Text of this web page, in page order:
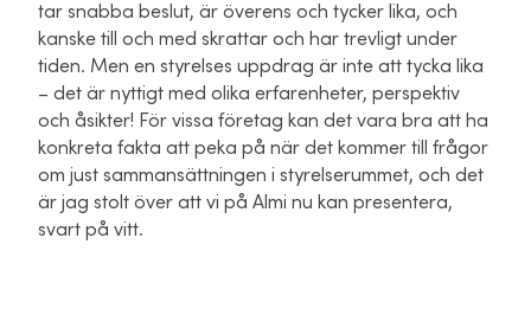
tar snabba beslut, är överens och tycker lika, och
kanske till och med skrattar och har trevligt under
tiden. Men en styrelses uppdrag är inte att tycka lika
– det är nyttigt med olika erfarenheter, perspektiv
och åsikter! För vissa företag kan det vara bra att ha
konkreta fakta att peka på när det kommer till frågor
om just sammansättningen i styrelserummet, och det
är jag stolt över att vi på Almi nu kan presentera,
svart på vitt.